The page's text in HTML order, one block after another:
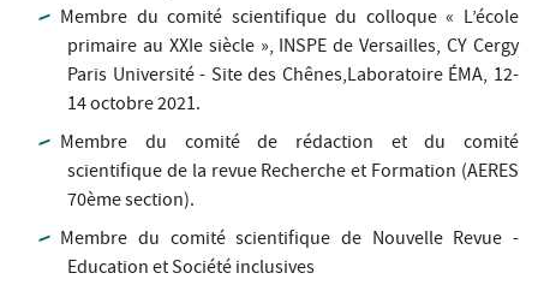
Membre du comité scientifique du colloque « L’école
primaire au XXIe siècle », INSPE de Versailles, CY Cergy
Paris Université - Site des Chênes,Laboratoire ÉMA, 12-
14 octobre 2021.
Membre du comité de rédaction et du comité
scientifique de la revue Recherche et Formation (AERES
70ème section).
Membre du comité scientifique de Nouvelle Revue -
Education et Société inclusives